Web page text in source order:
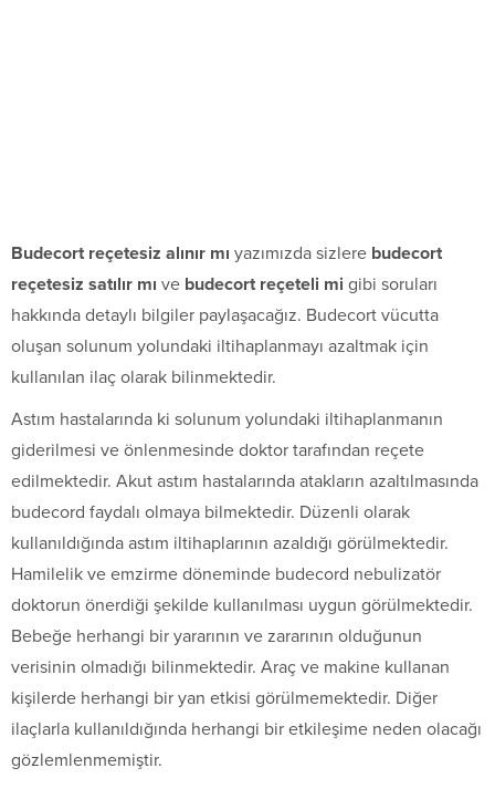
Budecort reçetesiz alınır mı yazımızda sizlere budecort
reçetesiz satılır mı ve budecort reçeteli mi gibi soruları
hakkında detaylı bilgiler paylaşacağız. Budecort vücutta
oluşan solunum yolundaki iltihaplanmayı azaltmak için
kullanılan ilaç olarak bilinmektedir.
Astım hastalarında ki solunum yolundaki iltihaplanmanın
giderilmesi ve önlenmesinde doktor tarafından reçete
edilmektedir. Akut astım hastalarında atakların azaltılmasında
budecord faydalı olmaya bilmektedir. Düzenli olarak
kullanıldığında astım iltihaplarının azaldığı görülmektedir.
Hamilelik ve emzirme döneminde budecord nebulizatör
doktorun önerdiği şekilde kullanılması uygun görülmektedir.
Bebeğe herhangi bir yararının ve zararının olduğunun
verisinin olmadığı bilinmektedir. Araç ve makine kullanan
kişilerde herhangi bir yan etkisi görülmemektedir. Diğer
ilaçlarla kullanıldığında herhangi bir etkileşime neden olacağı
gözlemlenmemiştir.